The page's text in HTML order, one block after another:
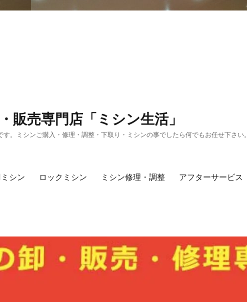
販売専門店「ミシン生活」
。ミシンご購入・修理・調整・下取り・ミシンの事でしたら何でもお任せ下さい。
シン ロックミシン ミシン修理・調整 アフターサービス